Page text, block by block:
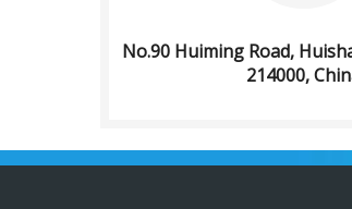
No.90 Huiming Road,
214000,